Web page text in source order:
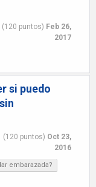
(120 puntos) Feb 26,
2017
si puedo
(120 puntos) Oct 23,
2016
embarazada?